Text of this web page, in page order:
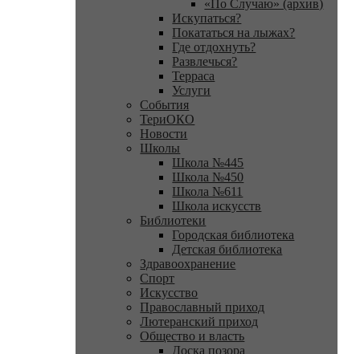
«По Случаю» (архив)
Искупаться?
Покататься на лыжах?
Где отдохнуть?
Развлечься?
Терраса
Услуги
События
ТериОКО
Новости
Школы
Школа №445
Школа №450
Школа №611
Школа искусств
Библиотеки
Городская библиотека
Детская библиотека
Здравоохранение
Спорт
Искусство
Православный приход
Лютеранский приход
Общество и власть
Доска позора